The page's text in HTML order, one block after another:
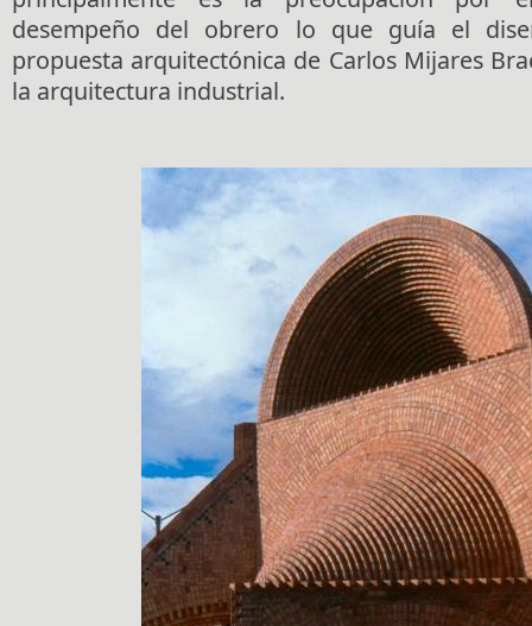
desempeño del obrero lo que guía el
propuesta arquitectónica de Carlos Mijares
la arquitectura industrial.